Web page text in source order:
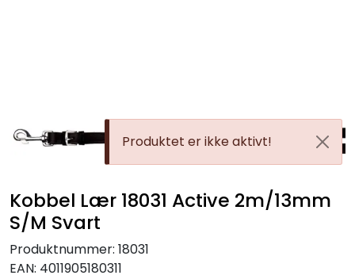
Produktet er ikke aktivt!
Kobbel Lær 18031 Active 2m/13mm
S/M Svart
Produktnummer: 18031
EAN: 4011905180311
Nyheter
Hunter
Forhandlersøk